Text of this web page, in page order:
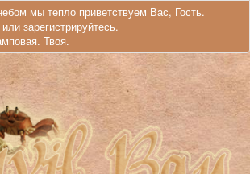
мы тепло приветствуем Вас, Гость.
или зарегистрируйтесь.
Твоя.